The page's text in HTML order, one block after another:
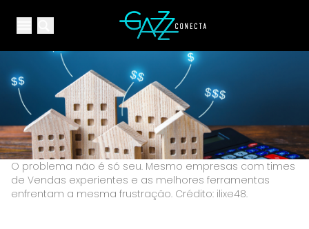
Open main menuYour Company
O problema não é só seu. Mesmo empresas com times
de Vendas experientes e as melhores ferramentas
enfrentam a mesma frustração. Crédito: ilixe48.